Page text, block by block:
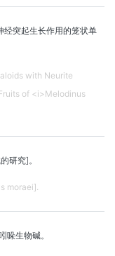
经突起生长作用的笼状单
with Neurite
of <i>Melodinus
研究]。
moraei].
哚生物碱。